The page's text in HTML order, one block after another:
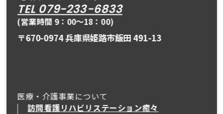
TEL 079-233-6833
(営業時間 9：00〜18：00)
〒670-0974 兵庫県姫路市飯田 491-13
医療・介護事業について
訪問看護リハビリステーション癒々